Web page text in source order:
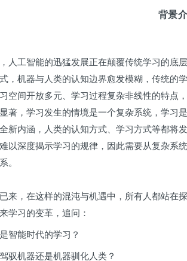
背景
人工智能的迅猛发展正在颠覆传统学习的底
，机器与人类的认知边界愈发模糊，传统的
空间开放多元、学习过程复杂非线性的特点
著，学习发生的情境是一个复杂系统，学习
新内涵，人类的认知方式、学习方式等都将
以深度揭示学习的规律，因此需要从复杂系
。
来，在这样的混沌与机遇中，所有人都站在
学习的变革，追问：
智能时代的学习？
驭机器还是机器驯化人类？